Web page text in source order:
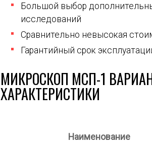
Большой выбор
исследований
Сравнительно невысокая
Гарантийный срок
МИКРОСКОП МСП-1
ХАРАКТЕРИСТИКИ
Наименование